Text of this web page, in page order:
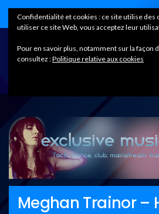
Home
Meghan Trainor –
Confidentialité et cookies : ce site utilise des
utiliser ce site Web, vous acceptez leur
Pour en savoir plus, notamment sur la façon
consultez :Politique relative aux cookies